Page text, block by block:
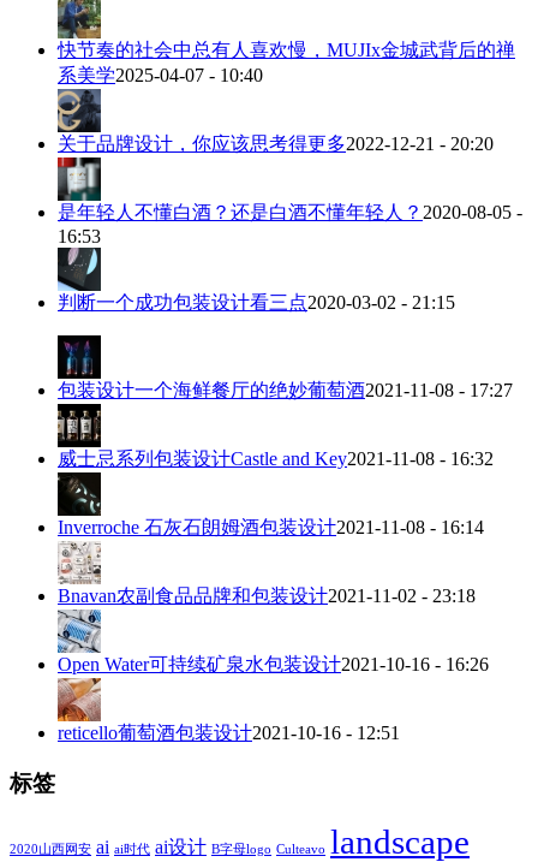
快节奏的社会中总有人喜欢慢，MUJIx金城武背后的禅
系美学2025-04-07 - 10:40
关于品牌设计，你应该思考得更多2022-12-21 - 20:20
是年轻人不懂白酒？还是白酒不懂年轻人？ 2020-08-05 -
16:53
判断一个成功包装设计看三点2020-03-02 - 21:15
包装设计一个海鲜餐厅的绝妙葡萄酒2021-11-08 - 17:27
威士忌系列包装设计Castle and Key2021-11-08 - 16:32
Inverroche 石灰石朗姆酒包装设计2021-11-08 - 16:14
Bnavan农副食品品牌和包装设计2021-11-02 - 23:18
Open Water可持续矿泉水包装设计2021-10-16 - 16:26
reticello葡萄酒包装设计2021-10-16 - 12:51
标签
2020山西网安 ai ai时代 ai设计 B字母logo Culteavo landscape